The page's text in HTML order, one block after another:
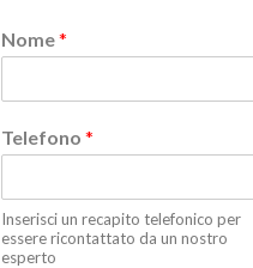
Nome*
Telefono *
Inserisci un recapito telefonico per
essere ricontattato da un nostro
esperto